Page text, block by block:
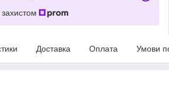
Доставка Оплата Умови